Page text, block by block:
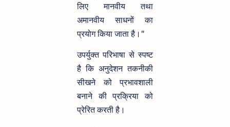
लिए मानवीय तथा
अमानवीय साधनों का
प्रयोग किया जाता है।"
उपर्युक्त परिभाषा से स्पष्ट
है कि अनुदेशन तकनीकी
सीखने को प्रभावशाली
बनाने की प्रक्रिया को
प्रेरित करती है।